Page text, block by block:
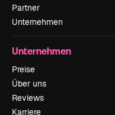
Partner
Unternehmen
Unternehmen
Preise
Über uns
Reviews
Karriere